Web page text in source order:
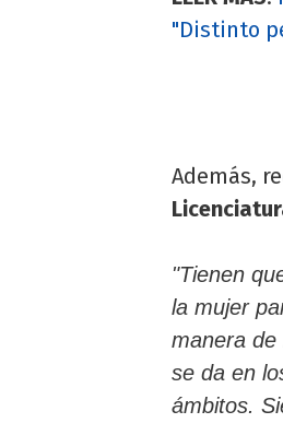
"Distinto
Además,
"Tienen
la mujer
manera de
se da en
ámbitos.